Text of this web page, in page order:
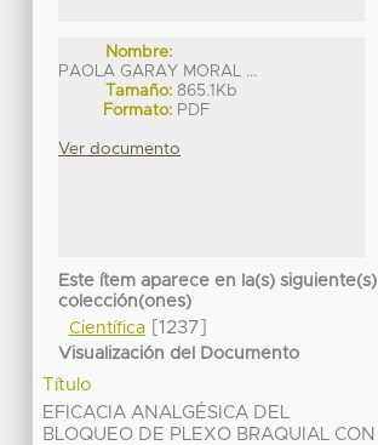
Nombre:
PAOLA GARAY MORAL ...
Tamaño: 865.1Kb
Formato: PDF
Ver documento
Este ítem aparece en la(s) siguiente(s)
colección(ones)
Científica[1237]
Visualización del Documento
Título
EFICACIA ANALGÉSICA DEL
BLOQUEO DE PLEXO BRAQUIAL CON